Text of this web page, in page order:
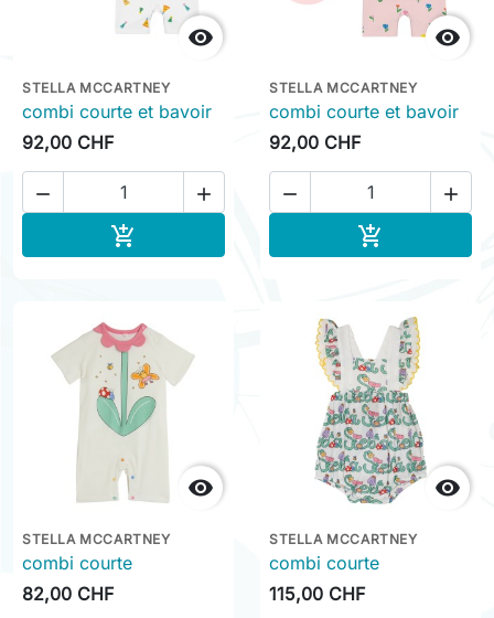

STELLA MCCARTNEY
combi courte et bavoir
92,00 CHF
 


STELLA MCCARTNEY
combi courte et bavoir
92,00 CHF
 


STELLA MCCARTNEY
combi courte
82,00 CHF

STELLA MCCARTNEY
combi courte
115,00 CHF